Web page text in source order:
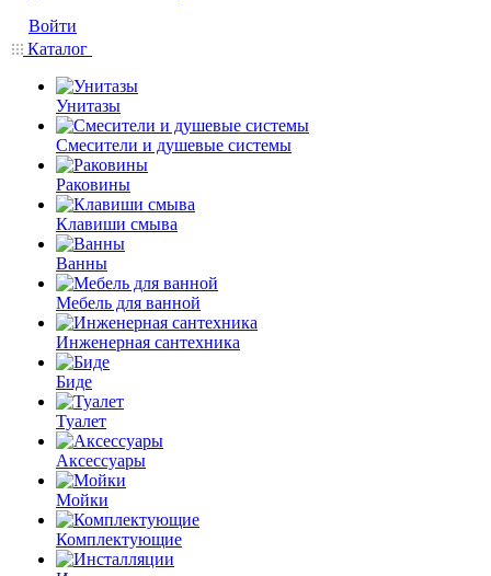
Войти
Каталог
Унитазы
Смесители и душевые системы
Раковины
Клавиши смыва
Ванны
Мебель для ванной
Инженерная сантехника
Биде
Туалет
Аксессуары
Мойки
Комплектующие